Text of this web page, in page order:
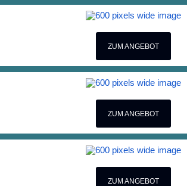
ZUM ANGEBOT
ZUM ANGEBOT
ZUM ANGEBOT